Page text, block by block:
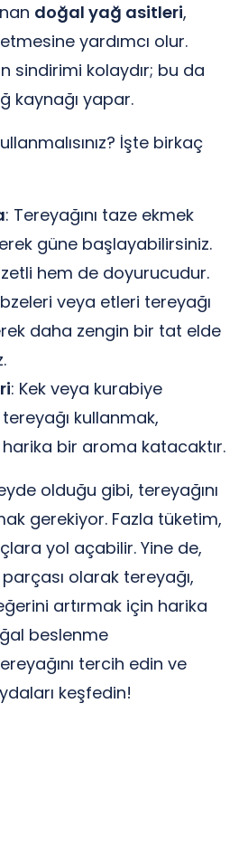
doğal yağ asitleri,
yardımcı olur.
sindirimi kolaydır; bu da
kaynağı yapar.
İşte birkaç
: Tereyağını taze ekmek
güne başlayabilirsiniz.
hem de doyurucudur.
veya etleri tereyağı
daha zengin bir tat elde
: Kek veya kurabiye
kullanmak,
harika bir aroma katacaktır.
olduğu gibi, tereyağını
gerekiyor. Fazla tüketim,
yol açabilir. Yine de,
olarak tereyağı,
artırmak için harika
beslenme
tercih edin ve
keşfedin!